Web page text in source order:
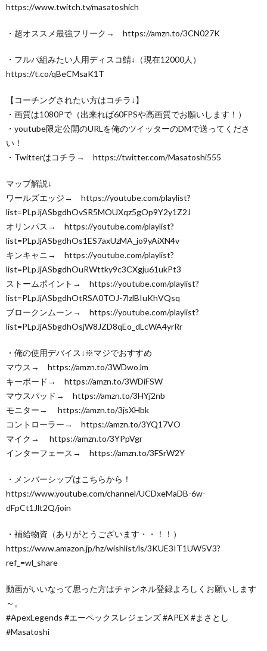
https://www.twitch.tv/masatoshich
・超オススメ最強フリーク→ https://amzn.to/3CN027K
・フルパ組みたい人用ディスコ鯖↓（現在12000人）
https://t.co/qBeCMsaK1T
【コーチングされたい方はコチラ↓】
・画質は1080Pで（出来れば60FPSや高画質でお願いします！）
・youtube限定公開のURLを俺のツイッターのDMで送ってくださ
い！
・Twitterはコチラ→ https://twitter.com/Masatoshi555
マップ解説↓
ワールズエッジ→ https://youtube.com/playlist?
list=PLpJjASbgdhOvSR5MOUXqz5gOp9Y2y1Z2J
オリンパス→ https://youtube.com/playlist?
list=PLpJjASbgdhOs1ES7axUzMA_jo9yAiXN4v
キンキャニ→ https://youtube.com/playlist?
list=PLpJjASbgdhOuRWttky9c3CXgju61ukPt3
ストームポイント→ https://youtube.com/playlist?
list=PLpJjASbgdhOtRSA0TOJ-7lzlBIuKhVQsq
ブロークンムーン→ https://youtube.com/playlist?
list=PLpJjASbgdhOsjW8JZD8qEo_dLcWA4yrRr
・俺の使用デバイス↓※マジでおすすめ
マウス→ https://amzn.to/3WDwoJm
キーボード→ https://amzn.to/3WDiFSW
マウスパッド→ https://amzn.to/3HYj2nb
モニター→ https://amzn.to/3jsXHbk
コントローラー→ https://amzn.to/3YQ17VO
マイク→ https://amzn.to/3YPpVgr
インターフェース→ https://amzn.to/3FSrW2Y
・メンバーシップはこちらから！
https://www.youtube.com/channel/UCDxeMaDB-6w-
dFpCt1Jlt2Q/join
・補給物資（ありがとうございます・・！！）
https://www.amazon.jp/hz/wishlist/ls/3KUE3IT1UW5V3?
ref_=wl_share
動画がいいなって思った方はチャンネル登録よろしくお願いします
～。
#ApexLegends #エーペックスレジェンズ #APEX #まさとし
#Masatoshi